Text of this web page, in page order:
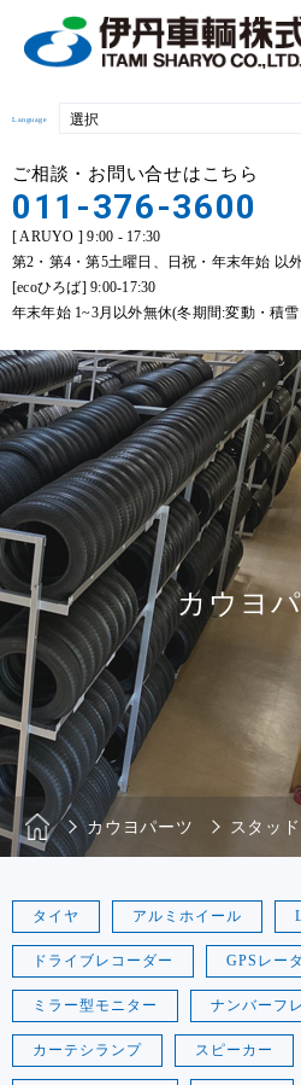
Language
ご相談・お問い合せはこちら
011-376-3600
[ ARUYO ] 9:00 - 17:30
第2・第4・第5土曜日、日祝・年末年始 以
[ecoひろば] 9:00-17:30
年末年始 1~3月以外無休(冬期間:変動・積
カウヨ
カウヨパーツ スタッ
タイヤ アルミホイール
ドライブレコーダー GPSレー
ミラー型モニター ナンバーフ
カーテシランプ スピーカー